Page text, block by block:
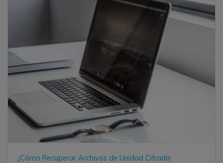
¿Cómo Recuperar Archivos de Unidad Cifrada